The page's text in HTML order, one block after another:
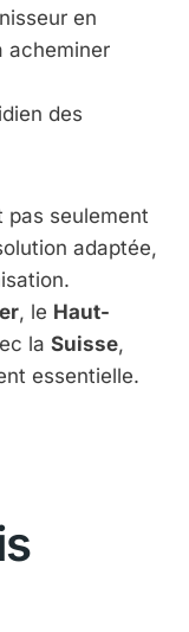
en
acheminer
des
pas seulement
adaptée,
, le Haut-
la Suisse,
essentielle.